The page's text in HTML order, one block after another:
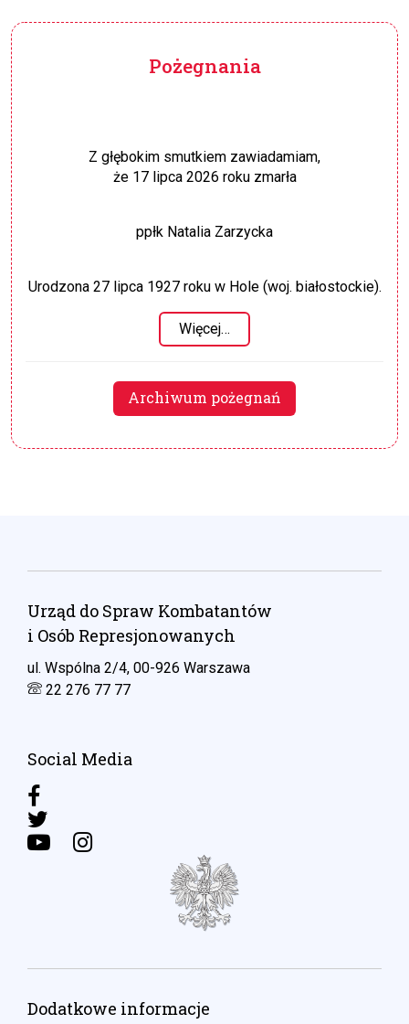
Pożegnania
Z głębokim smutkiem zawiadamiam,
że 17 lipca 2026 roku zmarła
ppłk Natalia Zarzycka
Urodzona 27 lipca 1927 roku w Hole (woj. białostockie).
Więcej…
Archiwum pożegnań
Urząd do Spraw Kombatantów
i Osób Represjonowanych
ul. Wspólna 2/4, 00-926 Warszawa
22 276 77 77
Social Media
Dodatkowe informacje